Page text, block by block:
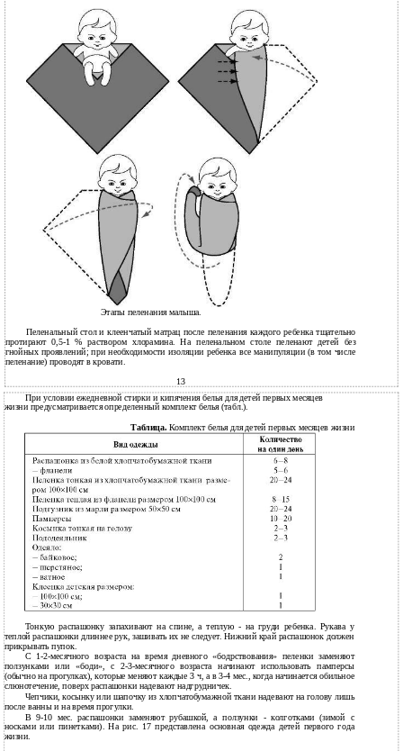
Этапы пеленания малыша.
Пеленальный стол и клеенчатый матрац после пеленания каждого ребенка тщательно
протирают 0,5-1 % раствором хлорамина. На пеленальном столе пеленают детей без
гнойных проявлений; при необходимости изоляции ребенка все манипуляции (в том числе
пеленание) проводят в кровати.
13
При условии ежедневной стирки и кипячения белья для детей первых месяцев
жизни предусматривается определенный комплект белья (табл.).
Таблица. Комплект белья для детей первых месяцев жизни
Тонкую распашонку запахивают на спине, а теплую - на груди ребенка. Рукава у
теплой распашонки длиннее рук, зашивать их не следует. Нижний край распашонок должен
прикрывать пупок.
С 1-2-месячного возраста на время дневного «бодрствования» пеленки заменяют
ползунками или «боди», с 2-3-месячного возраста начинают использовать памперсы
(обычно на прогулках), которые меняют каждые 3 ч, а в 3-4 мес., когда начинается обильное
слюнотечение, поверх распашонки надевают надгрудничек.
Чепчики, косынку или шапочку из хлопчатобумажной ткани надевают на голову лишь
после ванны и на время прогулки.
В 9-10 мес. распашонки заменяют рубашкой, а ползунки - колготками (зимой с
носками или пинетками). На рис. 17 представлена основная одежда детей первого года
жизни.